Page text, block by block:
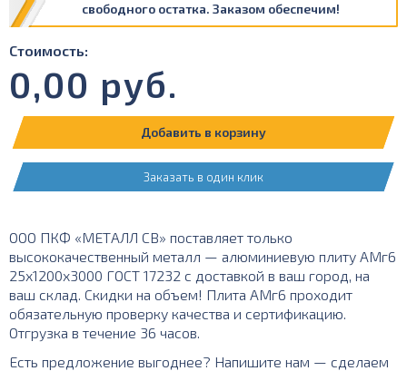
свободного остатка. Заказом обеспечим!
Стоимость:
0,00 руб.
Добавить в корзину
Заказать в один клик
ООО ПКФ «МЕТАЛЛ СВ» поставляет только
высококачественный металл — алюминиевую плиту АМг6
25х1200х3000 ГОСТ 17232 с доставкой в ваш город, на
ваш склад. Скидки на объем! Плита АМг6 проходит
обязательную проверку качества и сертификацию.
Отгрузка в течение 36 часов.
Есть предложение выгоднее? Напишите нам — сделаем